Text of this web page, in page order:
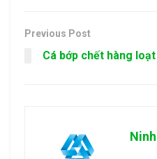
Previous Post
Cá bớp chết hàng